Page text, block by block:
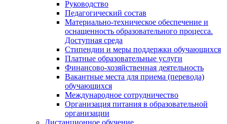
Руководство
Педагогический состав
Материально-техническое обеспечение и
оснащенность образовательного процесса.
Доступная среда
Стипендии и меры поддержки обучающихся
Платные образовательные услуги
Финансово-хозяйственная деятельность
Вакантные места для приема (перевода)
обучающихся
Международное сотрудничество
Организация питания в образовательной
организации
Дистанционное обучение